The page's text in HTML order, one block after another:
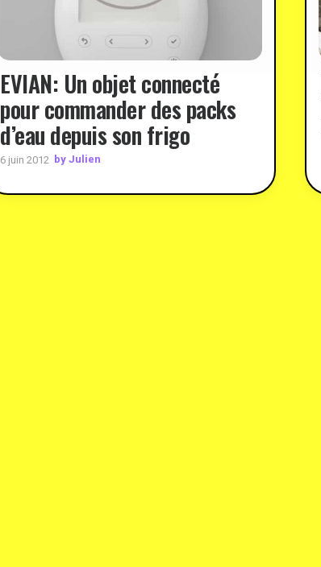
EVIAN: Un objet connecté
pour commander des packs
d’eau depuis son frigo
6 juin 2012 by Julien